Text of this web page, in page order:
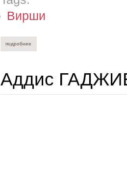
Вирши
подробнее
Аддис